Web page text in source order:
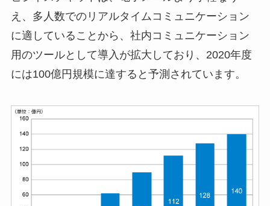
え、多人数でのリアルタイムコミュニケーション
に適していることから、社内コミュニケーション
用のツールとして導入が拡大しており、2020年度
には100億円規模に達すると予測されています。